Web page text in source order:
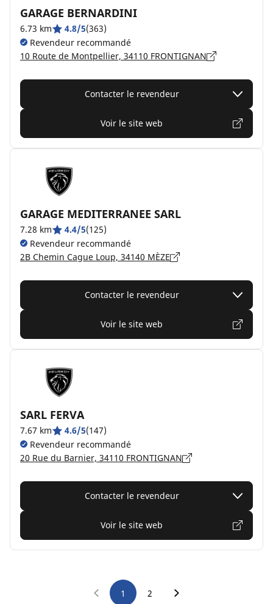
GARAGE BERNARDINI
6.73 km 4.8/5(363)
Revendeur recommandé
10 Route de Montpellier, 34110 FRONTIGNAN
Contacter le revendeur
Voir le site web
GARAGE MEDITERRANEE SARL
7.28 km 4.4/5(125)
Revendeur recommandé
2B Chemin Cague Loup, 34140 MÈZE
Contacter le revendeur
Voir le site web
SARL FERVA
7.67 km 4.6/5(147)
Revendeur recommandé
20 Rue du Barnier, 34110 FRONTIGNAN
Contacter le revendeur
Voir le site web
1 2